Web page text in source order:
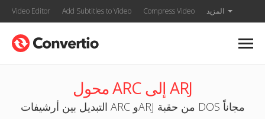
Video Editor Add Subtitles to Video Compress Video المزيد
محول ARC إلى ARJ
التبديل بين أرشيفات ARC وARJ من حقبة DOS مجاناً